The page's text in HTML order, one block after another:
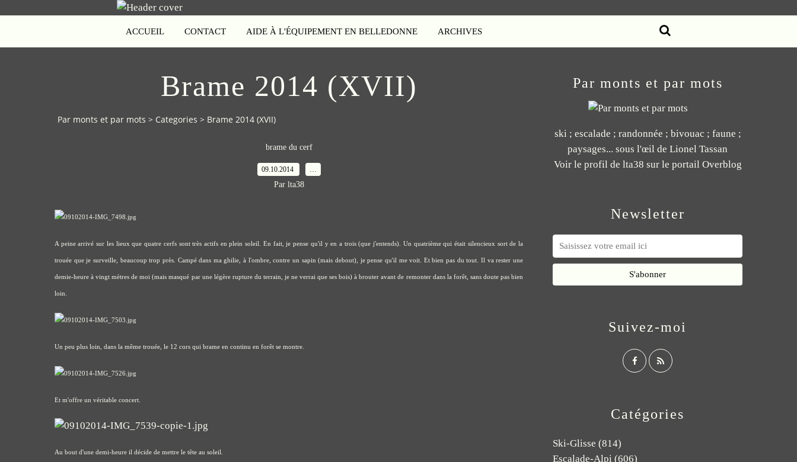
ACCUEIL CONTACT AIDE À L'ÉQUIPEMENT EN BELLEDONNE ARCHIVES
Brame 2014 (XVII)
Par monts et par mots > Categories > Brame 2014 (XVII)
brame du cerf
09.10.2014
Par lta38
A peine arrivé sur les lieux que quatre cerfs sont très actifs en plein soleil. En fait, je pense qu'il y en a trois (que j'entends). Un quatrième qui était silencieux sort de la
trouée que je surveille, beaucoup trop près. Campé dans ma ghilie, à l'ombre, contre un sapin (mais debout), je pense qu'il me voit. Et bien pas du tout. Il va rester une
demie-heure à vingt mètres de moi (mais masqué par une légère rupture du terrain, je ne verrai que ses bois) à brouter avant de remonter dans la forêt, sans doute pas bien
loin.
Un peu plus loin, dans la même trouée, le 12 cors qui brame en continu en forêt se montre.
Et m'offre un véritable concert.
Au bout d'une demi-heure il décide de mettre le tête au soleil.
Newsletter
Catégories
Ski-Glisse (814)
Escalade-Alpi (606)
Par monts et par mots
ski ; escalade ; randonnée ; bivouac ; faune ;
paysages... sous l'œil de Lionel Tassan
Voir le profil de lta38 sur le portail Overblog
Suivez-moi